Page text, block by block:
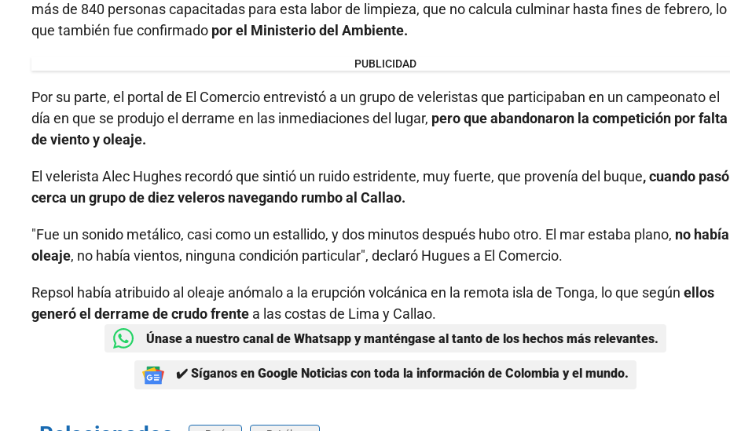
más de 840 personas capacitadas para esta labor de limpieza, que no calcula culminar hasta fines de febrero, lo
que también fue confirmado por el Ministerio del Ambiente.
PUBLICIDAD
Por su parte, el portal de El Comercio entrevistó a un grupo de veleristas que participaban en un campeonato el
día en que se produjo el derrame en las inmediaciones del lugar, pero que abandonaron la competición por falta
de viento y oleaje.
El velerista Alec Hughes recordó que sintió un ruido estridente, muy fuerte, que provenía del buque, cuando pasó
cerca un grupo de diez veleros navegando rumbo al Callao.
"Fue un sonido metálico, casi como un estallido, y dos minutos después hubo otro. El mar estaba plano, no había
oleaje, no había vientos, ninguna condición particular", declaró Hugues a El Comercio.
Repsol había atribuido al oleaje anómalo a la erupción volcánica en la remota isla de Tonga, lo que según ellos
generó el derrame de crudo frente a las costas de Lima y Callao.
Únase a nuestro canal de Whatsapp y manténgase al tanto de los hechos más relevantes.
✔️ Síganos en Google Noticias con toda la información de Colombia y el mundo.